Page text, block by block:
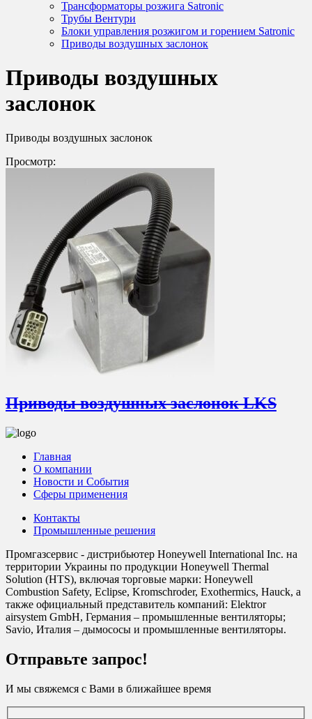
Трансформаторы розжига Satronic
Трубы Вентури
Блоки управления розжигом и горением Satronic
Приводы воздушных заслонок
Приводы воздушных
заслонок
Приводы воздушных заслонок
Просмотр:
Приводы воздушных заслонок LKS
Главная
О компании
Новости и События
Сферы применения
Контакты
Промышленные решения
Промгазсервис - дистрибьютер Honeywell International Inc. на
территории Украины по продукции Honeywell Thermal
Solution (HTS), включая торговые марки: Honeywell
Combustion Safety, Eclipse, Kromschroder, Exothermics, Hauck, а
также официальный представитель компаний: Elektror
airsystem GmbH, Германия – промышленные вентиляторы;
Savio, Италия – дымососы и промышленные вентиляторы.
Отправьте запрос!
И мы свяжемся с Вами в ближайшее время